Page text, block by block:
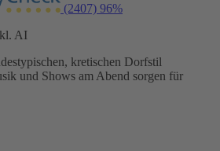
(2407) 96%
AI
kretischen Dorfstil
und Shows am Abend sorgen für